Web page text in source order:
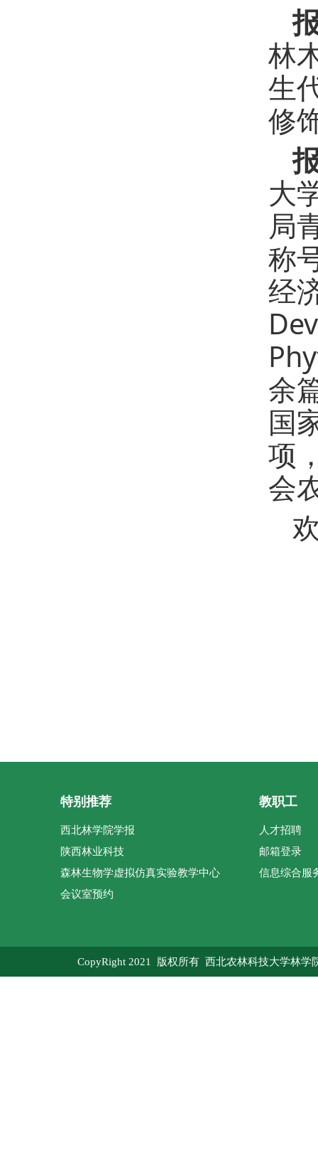
林
生
修
大
局
称
经
余
国
项
会
特别推荐
西北林学院学报
陕西林业科技
森林生物学虚拟仿真实验教学中心
会议室预约
教职工
人才招聘
邮箱登录
信息综合服
CopyRight 2021 版权所有 西北农林科技大学林